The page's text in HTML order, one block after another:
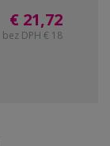
€ 21,72
bez DPH € 18